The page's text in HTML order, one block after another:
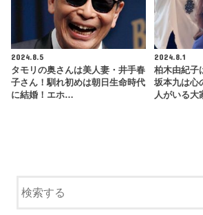
2024.8.5
タモリの奥さんは美人妻・井手春
子さん！馴れ初めは朝日生命時代
に結婚！エホ…
2024.8.1
柏木由紀子
坂本九は心
人がいる大